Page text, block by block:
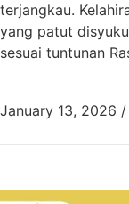
terjangkau.
yang patut
sesuai tuntunan
January 13, 2026 /